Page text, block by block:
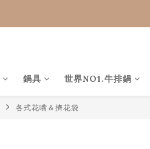
鍋具 世界NO1.牛排鍋
各式花嘴＆擠花袋